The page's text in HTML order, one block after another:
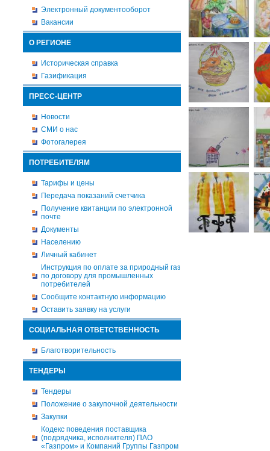
Электронный документооборот
Вакансии
О РЕГИОНЕ
Историческая справка
Газификация
ПРЕСС-ЦЕНТР
Новости
СМИ о нас
Фотогалерея
ПОТРЕБИТЕЛЯМ
Тарифы и цены
Передача показаний счетчика
Получение квитанции по электронной
почте
Документы
Населению
Личный кабинет
Инструкция по оплате за природный газ
по договору для промышленных
потребителей
Сообщите контактную информацию
Оставить заявку на услуги
СОЦИАЛЬНАЯ ОТВЕТСТВЕННОСТЬ
Благотворительность
ТЕНДЕРЫ
Тендеры
Положение о закупочной деятельности
Закупки
Кодекс поведения поставщика
(подрядчика, исполнителя) ПАО
«Газпром» и Компаний Группы Газпром